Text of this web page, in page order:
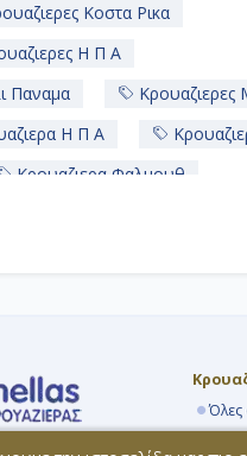
Κοστα Ρικα
Η Π Α
Παναμα
Κρουαζιερες
Η Π Α
Κρουαζιερα Φαλμουθ
Όλες
Ανά